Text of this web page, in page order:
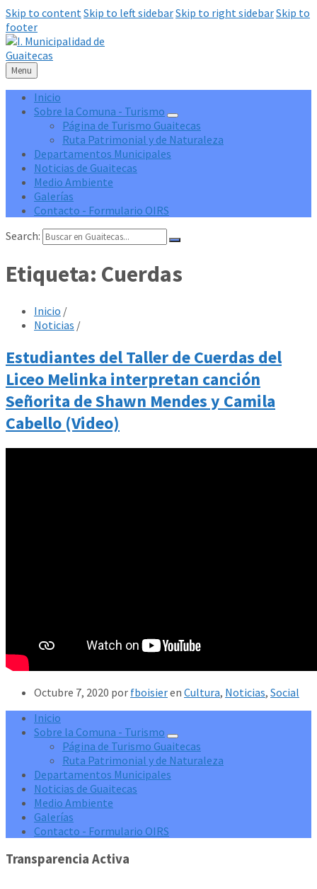
Skip to contentSkip to left sidebarSkip to right sidebarSkip to
footer
Menu
Inicio
Sobre la Comuna - Turismo
Página de Turismo Guaitecas
Ruta Patrimonial y de Naturaleza
Departamentos Municipales
Noticias de Guaitecas
Medio Ambiente
Galerías
Contacto - Formulario OIRS
Search:
Etiqueta: Cuerdas
Inicio /
Noticias /
Estudiantes del Taller de Cuerdas del
Liceo Melinka interpretan canción
Señorita de Shawn Mendes y Camila
Cabello (Video)
Octubre 7, 2020 por fboisieren Cultura, Noticias, Social
Inicio
Sobre la Comuna - Turismo
Página de Turismo Guaitecas
Ruta Patrimonial y de Naturaleza
Departamentos Municipales
Noticias de Guaitecas
Medio Ambiente
Galerías
Contacto - Formulario OIRS
Transparencia Activa